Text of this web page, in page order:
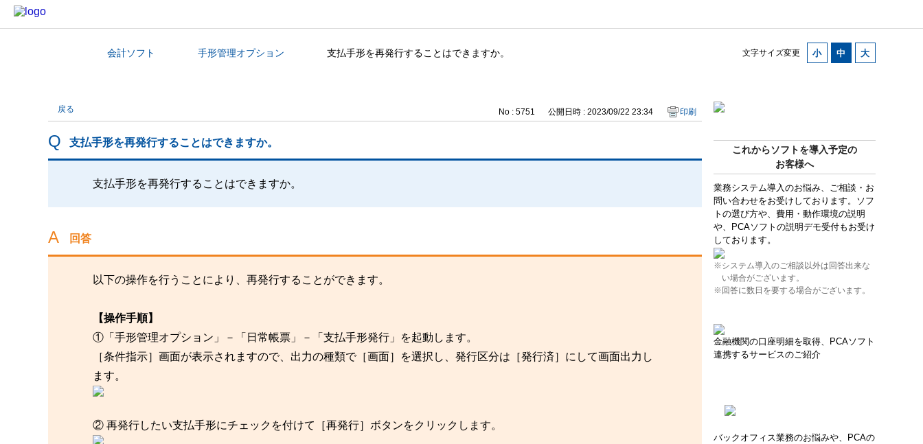
文字サイズ変更
カテゴリから探す
会計ソフト 手形管理オプション 支払手形を再発行することはできますか。
これからソフトを導入予定の
お客様へ
業務システム導入のお悩み、ご相談・お
問い合わせをお受けしております。ソフ
トの選び方や、費用・動作環境の説明
や、PCAソフトの説明デモ受付もお受け
しております。
※システム導入のご相談以外は回答出来な
い場合がございます。
※回答に数日を要する場合がございます。
金融機関の口座明細を取得、PCAソフト
連携するサービスのご紹介
バックオフィス業務のお悩みや、PCAの
戻る No : 5751 公開日時 : 2023/09/22 23:34 印刷
支払手形を再発行することはできますか。
支払手形を再発行することはできますか。
回答
以下の操作を行うことにより、再発行することができます。
【操作手順】
①「手形管理オプション」－「日常帳票」－「支払手形発行」を起動します。
［条件指示］画面が表示されますので、出力の種類で［画面］を選択し、発行区分は［発行済］にして画面出力し
ます。
② 再発行したい支払手形にチェックを付けて［再発行］ボタンをクリックします。